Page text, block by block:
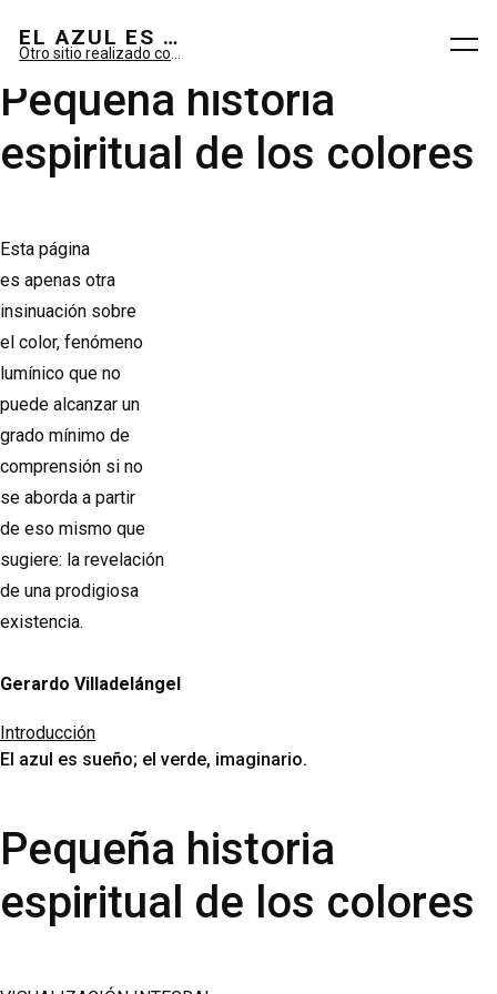
EL AZUL ES SUEÑO; EL VERDE ES IMAGINARIO
Pequeña historia
espiritual de los colores
Esta página
es apenas otra
insinuación sobre
el color, fenómeno
lumínico que no
puede alcanzar un
grado mínimo de
comprensión si no
se aborda a partir
de eso mismo que
sugiere: la revelación
de una prodigiosa
existencia.
Gerardo Villadelángel
Introducción
El azul es sueño; el verde, imaginario.
Pequeña historia
espiritual de los colores